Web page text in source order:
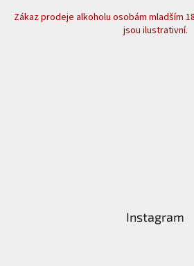
Zákaz prodeje alkoholu osobám mladším
jsou ilustrativní.
Instagram